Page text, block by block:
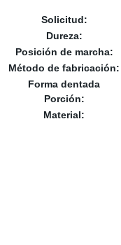
Solicitud:
Dureza:
Posición de marcha:
Método de fabricación:
Forma dentada
Porción:
Material: